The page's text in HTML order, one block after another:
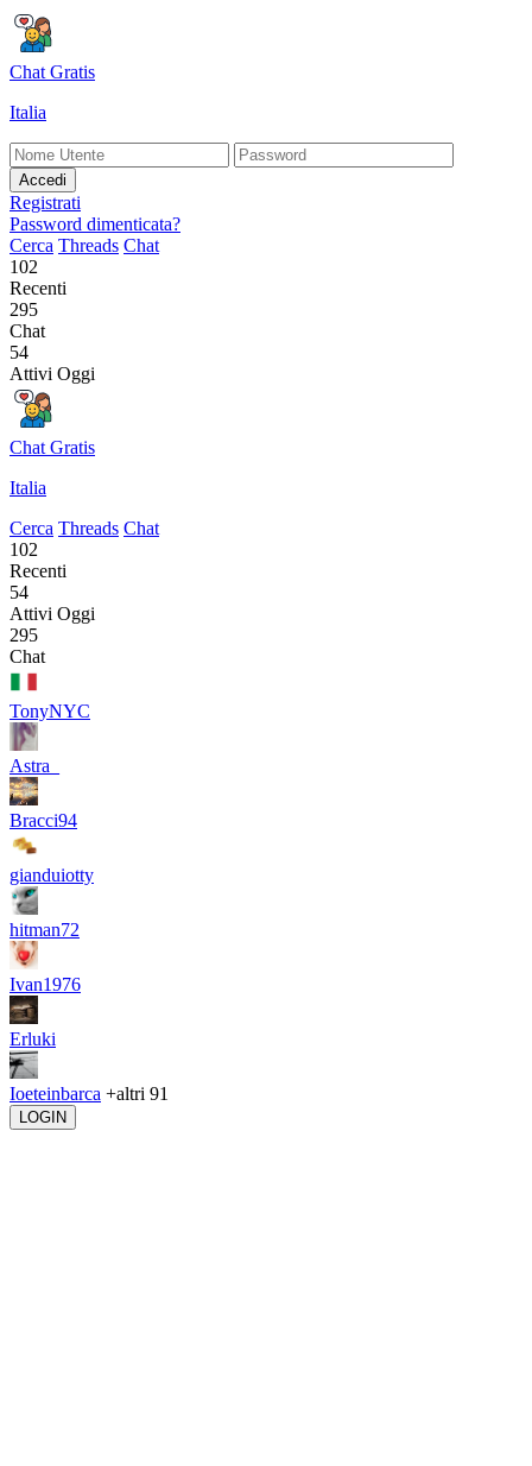
Chat Gratis
Italia
Accedi
Registrati
Password dimenticata?
Cerca Threads Chat
102
Recenti
295
Chat
54
Attivi Oggi
Chat Gratis
Italia
Cerca Threads Chat
102
Recenti
54
Attivi Oggi
295
Chat
TonyNYC
Astra_
Bracci94
gianduiotty
hitman72
Ivan1976
Erluki
Ioeteinbarca +altri 91
LOGIN